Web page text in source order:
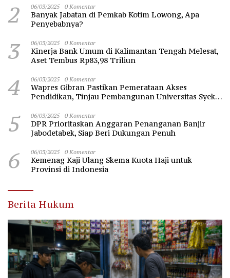
2 06/03/2025 0 Komentar
Banyak Jabatan di Pemkab Kotim Lowong, Apa
Penyebabnya?
3 06/03/2025 0 Komentar
Kinerja Bank Umum di Kalimantan Tengah Melesat,
Aset Tembus Rp83,98 Triliun
4 06/03/2025 0 Komentar
Wapres Gibran Pastikan Pemerataan Akses
Pendidikan, Tinjau Pembangunan Universitas Syekh
5 06/03/2025 0 Komentar
DPR Prioritaskan Anggaran Penanganan Banjir
Jabodetabek, Siap Beri Dukungan Penuh
6 06/03/2025 0 Komentar
Kemenag Kaji Ulang Skema Kuota Haji untuk
Provinsi di Indonesia
Berita Hukum